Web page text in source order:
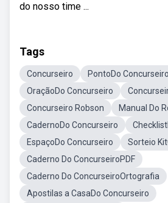
do nosso time ...
Tags
Concurseiro
PontoDo Concurseiro
OraçãoDo Concurseiro
Concurseiro Robson
Manual Do
CadernoDo Concurseiro
EspaçoDo Concurseiro
Sorteio
Caderno Do ConcurseiroPDF
Caderno Do ConcurseiroOrtografia
Apostilas a CasaDo Concurseiro